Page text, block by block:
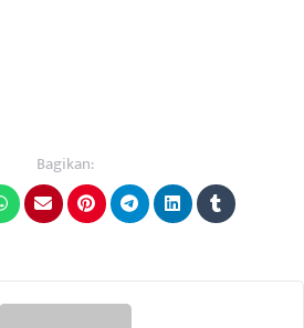
Bagikan: